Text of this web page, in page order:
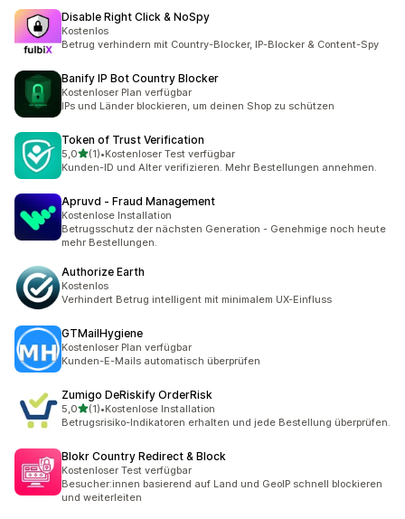
Disable Right Click & NoSpy
Kostenlos
Betrug verhindern mit Country-Blocker, IP-Blocker & Content-Spy
Banify IP Bot Country Blocker
Kostenloser Plan verfügbar
IPs und Länder blockieren, um deinen Shop zu schützen
Token of Trust Verification
5,0von 5 Sternen
(1)
1 Rezensionen insgesamt
•Kostenloser Test verfügbar
Kunden-ID und Alter verifizieren. Mehr Bestellungen annehmen.
Apruvd ‑ Fraud Management
Kostenlose Installation
Betrugsschutz der nächsten Generation - Genehmige noch heute
mehr Bestellungen.
Authorize Earth
Kostenlos
Verhindert Betrug intelligent mit minimalem UX-Einfluss
GTMailHygiene
Kostenloser Plan verfügbar
Kunden-E-Mails automatisch überprüfen
Zumigo DeRiskify OrderRisk
5,0von 5 Sternen
(1)
1 Rezensionen insgesamt
•Kostenlose Installation
Betrugsrisiko-Indikatoren erhalten und jede Bestellung überprüfen.
Blokr Country Redirect & Block
Kostenloser Test verfügbar
Besucher:innen basierend auf Land und GeoIP schnell blockieren
und weiterleiten